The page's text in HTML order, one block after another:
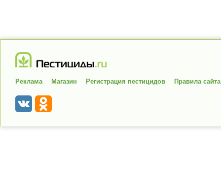
Реклама Магазин Регистрация пестицидов Правила сайта